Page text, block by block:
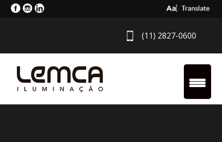
Select
(11) 2827-0600